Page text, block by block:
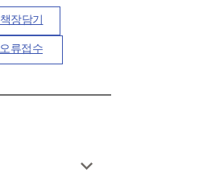
장담기
오류접수